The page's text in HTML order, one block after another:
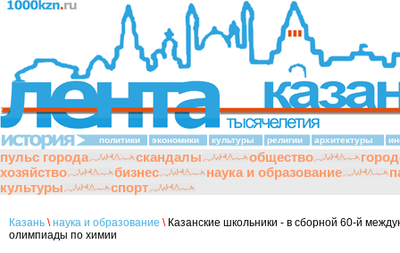
политики экономики культуры религии архитектуры
пульс города скандалы общество
хозяйство
бизнес наука и образование
культуры
спорт
Казань \ наука и образование \Казанские школьники - в сборной 60-й
олимпиады по химии